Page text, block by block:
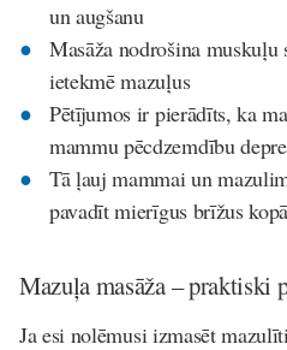
un augšanu
Masāža nodrošina
ietekmē mazuļus
Pētījumos ir pierādīts, ka
mammu pēcdzemdību
Tā ļauj mammai un
pavadīt mierīgus brīžus kopā
Mazuļa masāža – praktiski
Ja esi nolēmusi izmasēt